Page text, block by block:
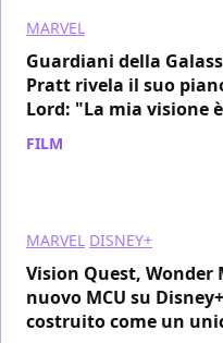
MARVEL
Guardiani della
Pratt rivela il suo
Lord: "La mia visione
FILM
MARVEL DISNEY+
Vision Quest, Wonder
nuovo MCU su
costruito come un